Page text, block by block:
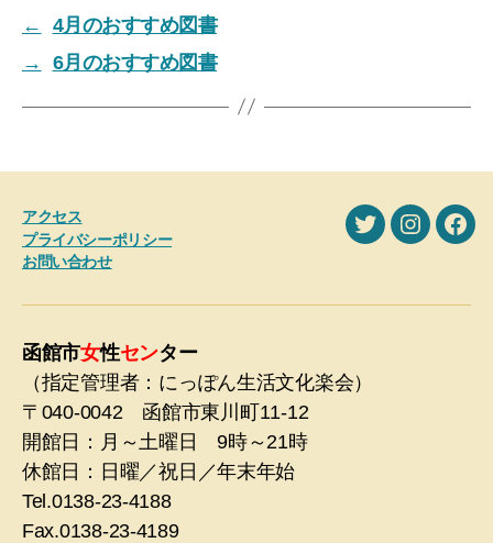
←
4月のおすすめ図書
→
6月のおすすめ図書
アクセス
プライバシーポリシー
お問い合わせ
X
函館市女性センター
（指定管理者：にっぽん生活文化楽会）
〒040-0042 函館市東川町11-12
開館日：月～土曜日 9時～21時
休館日：日曜／祝日／年末年始
Tel.0138-23-4188
Fax.0138-23-4189